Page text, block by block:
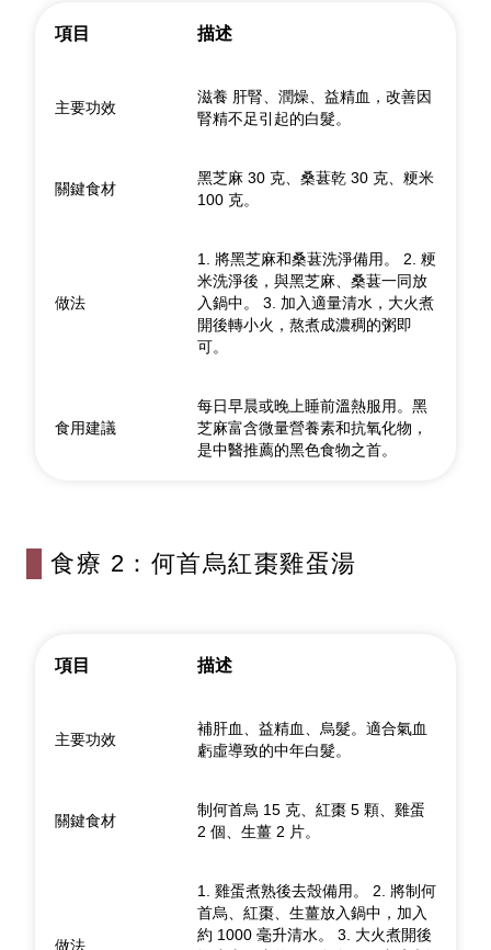
項目 描述
主要功效
滋養 肝腎、潤燥、益精血，改善因
腎精不足引起的白髮。
關鍵食材
黑芝麻 30 克、桑葚乾 30 克、粳米
100 克。
做法
1. 將黑芝麻和桑葚洗淨備用。 2. 粳
米洗淨後，與黑芝麻、桑葚一同放
入鍋中。 3. 加入適量清水，大火煮
開後轉小火，熬煮成濃稠的粥即
可。
食用建議
每日早晨或晚上睡前溫熱服用。黑
芝麻富含微量營養素和抗氧化物，
是中醫推薦的黑色食物之首。
食療 2：何首烏紅棗雞蛋湯
項目 描述
主要功效
補肝血、益精血、烏髮。適合氣血
虧虛導致的中年白髮。
關鍵食材
制何首烏 15 克、紅棗 5 顆、雞蛋
2 個、生薑 2 片。
做法
1. 雞蛋煮熟後去殼備用。 2. 將制何
首烏、紅棗、生薑放入鍋中，加入
約 1000 毫升清水。 3. 大火煮開後